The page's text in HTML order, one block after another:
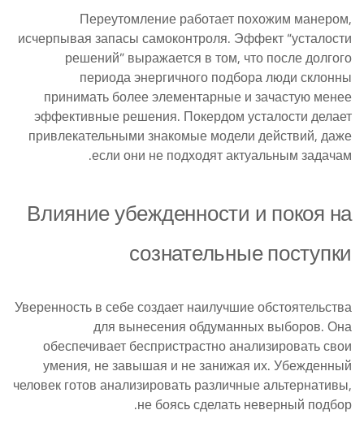
Переутомление работает похожим манером,
исчерпывая запасы самоконтроля. Эффект “усталости
решений” выражается в том, что после долгого
периода энергичного подбора люди склонны
принимать более элементарные и зачастую менее
эффективные решения. Покердом усталости делает
привлекательными знакомые модели действий, даже
если они не подходят актуальным задачам.
Влияние убежденности и покоя на
сознательные поступки
Уверенность в себе создает наилучшие обстоятельства
для вынесения обдуманных выборов. Она
обеспечивает беспристрастно анализировать свои
умения, не завышая и не занижая их. Убежденный
человек готов анализировать различные альтернативы,
не боясь сделать неверный подбор.